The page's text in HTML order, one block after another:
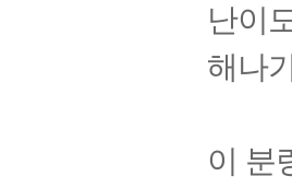
난이
해나
이 분